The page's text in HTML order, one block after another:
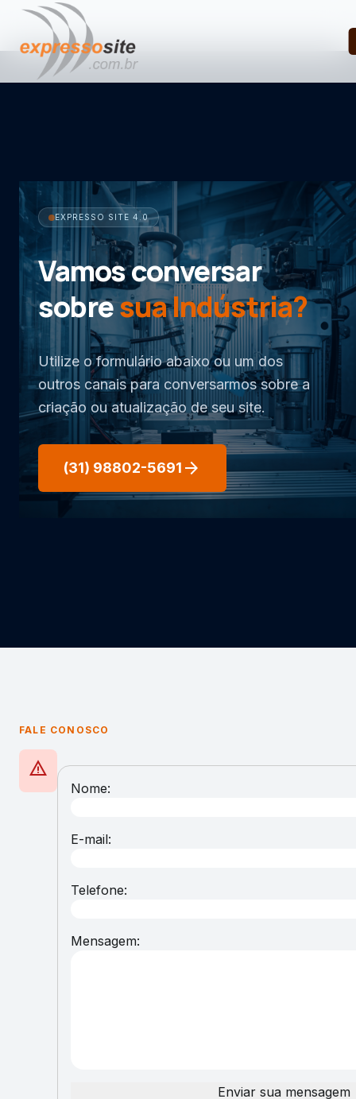
EXPRESSO SITE 4.0
Vamos conversar
sobresua Indústria?
Utilize o formulário abaixo ou um dos
outros canais para conversarmos sobre a
criação ou atualização de seu site.
(31) 98802-5691 arrow_forward
FALE CONOSCO
warning
Nome:
E-mail:
Telefone:
Mensagem:
Enviar sua mensagem